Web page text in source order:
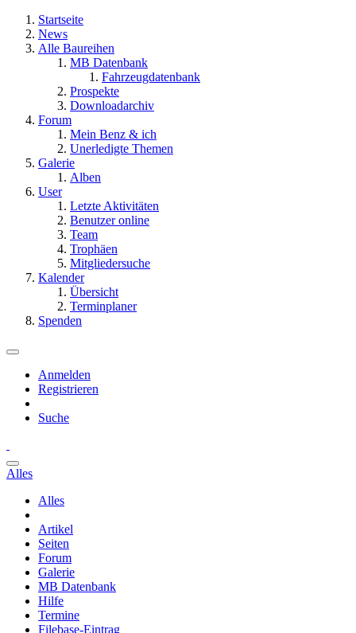
Startseite
News
Alle Baureihen
MB Datenbank
Fahrzeugdatenbank
Prospekte
Downloadarchiv
Forum
Mein Benz & ich
Unerledigte Themen
Galerie
Alben
User
Letzte Aktivitäten
Benutzer online
Team
Trophäen
Mitgliedersuche
Kalender
Übersicht
Terminplaner
Spenden
Anmelden
Registrieren
Suche
Alles
Alles
Artikel
Seiten
Forum
Galerie
MB Datenbank
Hilfe
Termine
Filebase-Eintrag